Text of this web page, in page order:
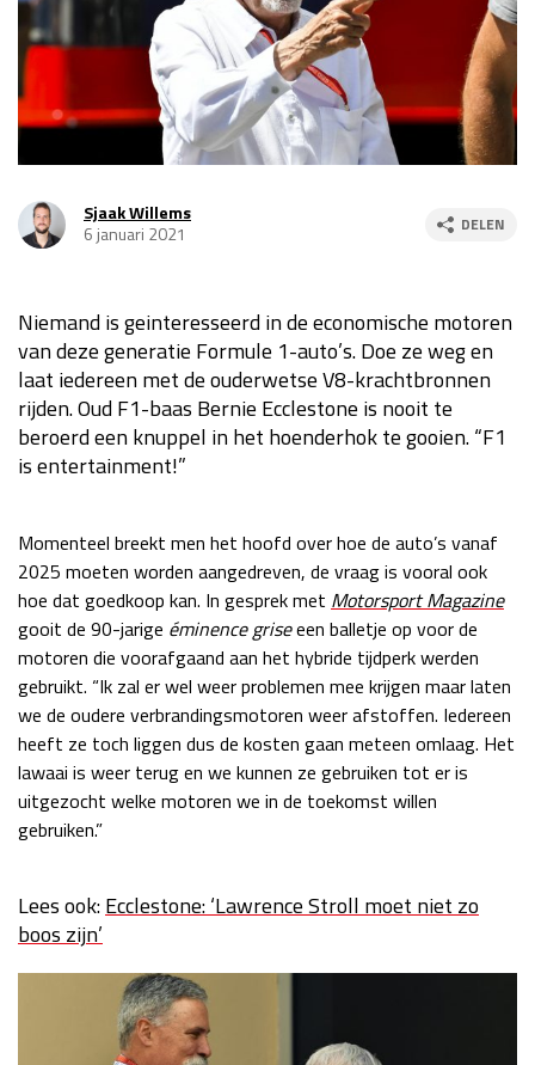
za 13:00 - 15:00
GP VERENIGDE STATEN 2026 23 - 25 okt
Kwalificatie
za 23:00 - 00:00
GP MEXICO 2026 30 okt - 01 nov
Kwalificatie
za 22:00 - 23:00
Race
zo 21:00 - 23:00
GP SÃO PAULO 2026
Kwalificatie
za 19:00 - 20:00
Race
zo 18:00 - 20:00
Kwalificatie
za 05:00 - 06:00
Race
zo 05:00 - 07:00
GP QATAR 2026 27 - 29 nov
Kwalificatie
za 19:00 - 20:00
Race
GP ABU DHABI 2026 04 - 06 dec
Kwalificatie
za 15:00 - 16:00
Race
zo 14:00 - 16:00
Sjaak Willems
6 januari 2021
DELEN
Niemand is geinteresseerd in de economische motoren
van deze generatie Formule 1-auto’s. Doe ze weg en
laat iedereen met de ouderwetse V8-krachtbronnen
rijden. Oud F1-baas Bernie Ecclestone is nooit te
beroerd een knuppel in het hoenderhok te gooien. “F1
is entertainment!”
Momenteel breekt men het hoofd over hoe de auto’s vanaf
2025 moeten worden aangedreven, de vraag is vooral ook
hoe dat goedkoop kan. In gesprek met Motorsport Magazine
gooit de 90-jarige éminence griseeen balletje op voor de
motoren die voorafgaand aan het hybride tijdperk werden
gebruikt. “Ik zal er wel weer problemen mee krijgen maar laten
we de oudere verbrandingsmotoren weer afstoffen. Iedereen
heeft ze toch liggen dus de kosten gaan meteen omlaag. Het
lawaai is weer terug en we kunnen ze gebruiken tot er is
uitgezocht welke motoren we in de toekomst willen
gebruiken.”
Lees ook:Ecclestone: ‘Lawrence Stroll moet niet zo
boos zijn’